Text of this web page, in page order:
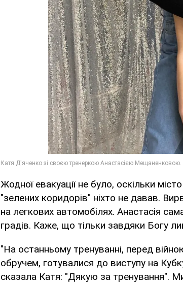
Жодної евакуації не було, оскільки
"зелених коридорів" ніхто не давав.
на легкових автомобілях. Анастасія
градів. Каже, що тільки завдяки Богу
"На останньому тренуванні, перед
обручем, готувалися до виступу на
сказала Катя: "Дякую за тренування".